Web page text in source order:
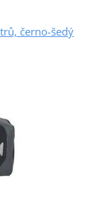
černo-šedý